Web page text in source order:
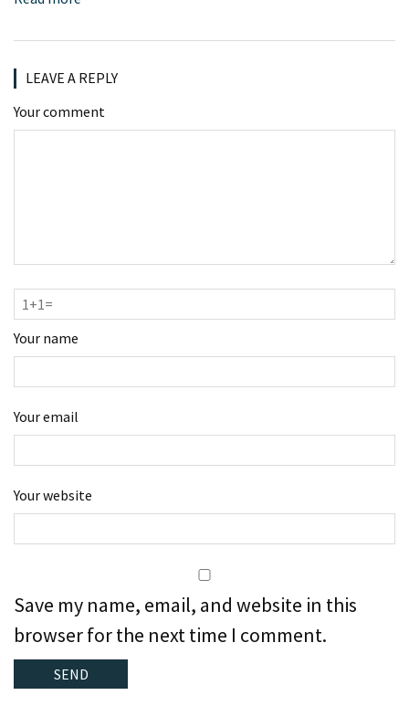
LEAVE A REPLY
Your comment
Your name
Your email
Your website
Save my name, email, and website in this
browser for the next time I comment.